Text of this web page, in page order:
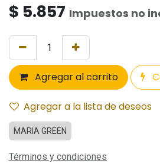
$ 5.857 Impuestos no
Agregar al carrito
Agregar a la lista de deseos
MARIA GREEN
Términos y condiciones